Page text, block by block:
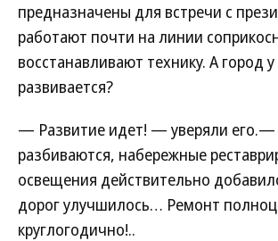
предназначены для встречи с
работают почти на линии
восстанавливают технику. А город у
развивается?
— Развитие идет! — уверяли его.—
разбиваются, набережные
освещения действительно
дорог улучшилось… Ремонт
круглогодично!..